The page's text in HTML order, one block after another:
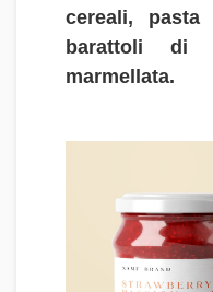
cereali,
barattoli di
marmellata.